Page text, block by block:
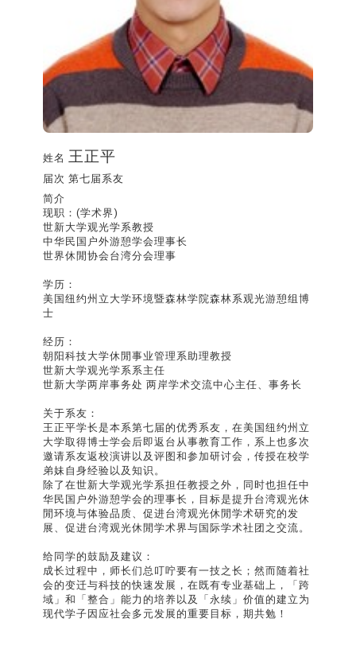
姓名 王正平
届次 第七届系友
简介
现职：(学术界)
世新大学观光学系教授
中华民国户外游憩学会理事长
世界休閒协会台湾分会理事
学历：
美国纽约州立大学环境暨森林学院森林系观光游憩组博
士
经历：
朝阳科技大学休閒事业管理系助理教授
世新大学观光学系系主任
世新大学两岸事务处 两岸学术交流中心主任、事务长
关于系友：
王正平学长是本系第七届的优秀系友，在美国纽约州立
大学取得博士学会后即返台从事教育工作，系上也多次
邀请系友返校演讲以及评图和参加研讨会，传授在校学
弟妹自身经验以及知识。
除了在世新大学观光学系担任教授之外，同时也担任中
华民国户外游憩学会的理事长，目标是提升台湾观光休
閒环境与体验品质、促进台湾观光休閒学术研究的发
展、促进台湾观光休閒学术界与国际学术社团之交流。
给同学的鼓励及建议：
成长过程中，师长们总叮咛要有一技之长；然而随着社
会的变迁与科技的快速发展，在既有专业基础上，「跨
域」和「整合」能力的培养以及「永续」价值的建立为
现代学子因应社会多元发展的重要目标，期共勉！